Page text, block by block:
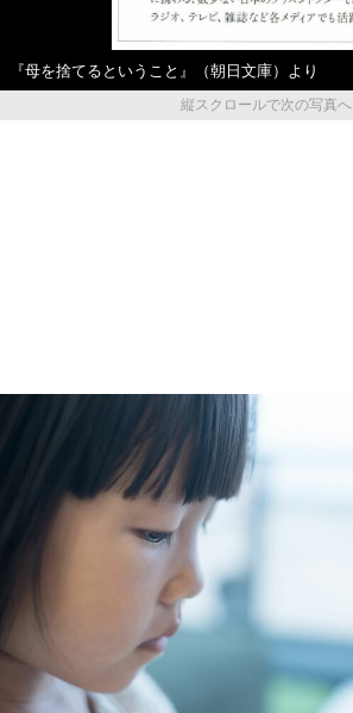
『母を捨てるということ』（朝日文庫）より
縦スクロールで次の写真へ